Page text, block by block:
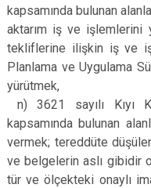
kapsamında bulunan
aktarım iş ve işlemlerini
tekliflerine ilişkin iş ve
Planlama ve Uygulama
yürütmek,
n) 3621 sayılı Kıyı
kapsamında bulunan
vermek; tereddüte
ve belgelerin aslı gibidir
tür ve ölçekteki onaylı